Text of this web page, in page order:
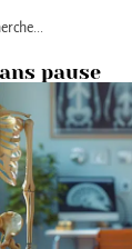
pause